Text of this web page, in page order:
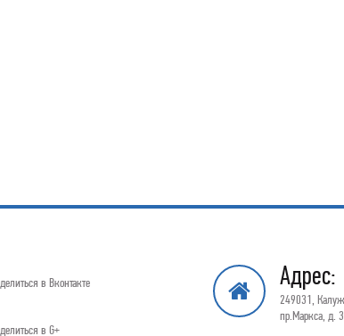
в Вконтакте
в G+
Адрес:
249031,
пр.Маркса, д.